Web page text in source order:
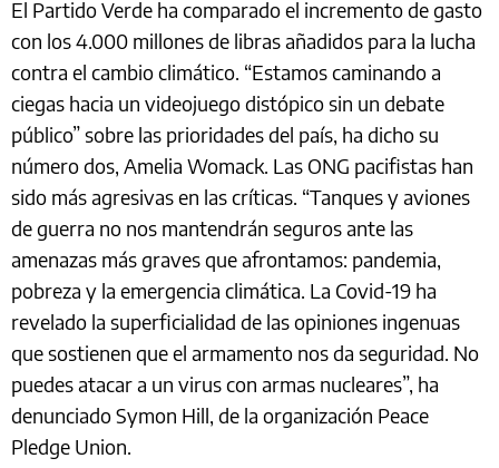
El Partido Verde ha comparado el incremento de gasto
con los 4.000 millones de libras añadidos para la lucha
contra el cambio climático. “Estamos caminando a
ciegas hacia un videojuego distópico sin un debate
público” sobre las prioridades del país, ha dicho su
número dos, Amelia Womack. Las ONG pacifistas han
sido más agresivas en las críticas. “Tanques y aviones
de guerra no nos mantendrán seguros ante las
amenazas más graves que afrontamos: pandemia,
pobreza y la emergencia climática. La Covid-19 ha
revelado la superficialidad de las opiniones ingenuas
que sostienen que el armamento nos da seguridad. No
puedes atacar a un virus con armas nucleares”, ha
denunciado Symon Hill, de la organización Peace
Pledge Union.